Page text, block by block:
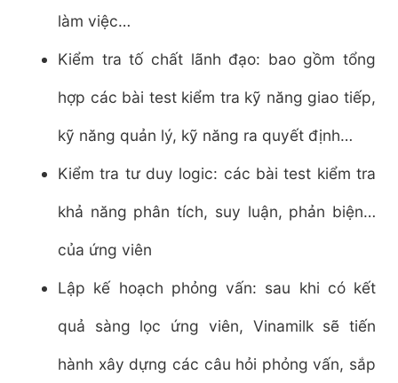
làm việc…
Kiểm tra tố chất lãnh đạo: bao gồm tổng
hợp các bài test kiểm tra kỹ năng giao tiếp,
kỹ năng quản lý, kỹ năng ra quyết định…
Kiểm tra tư duy logic: các bài test kiểm tra
khả năng phân tích, suy luận, phản biện…
của ứng viên
Lập kế hoạch phỏng vấn: sau khi có kết
quả sàng lọc ứng viên, Vinamilk sẽ tiến
hành xây dựng các câu hỏi phỏng vấn, sắp